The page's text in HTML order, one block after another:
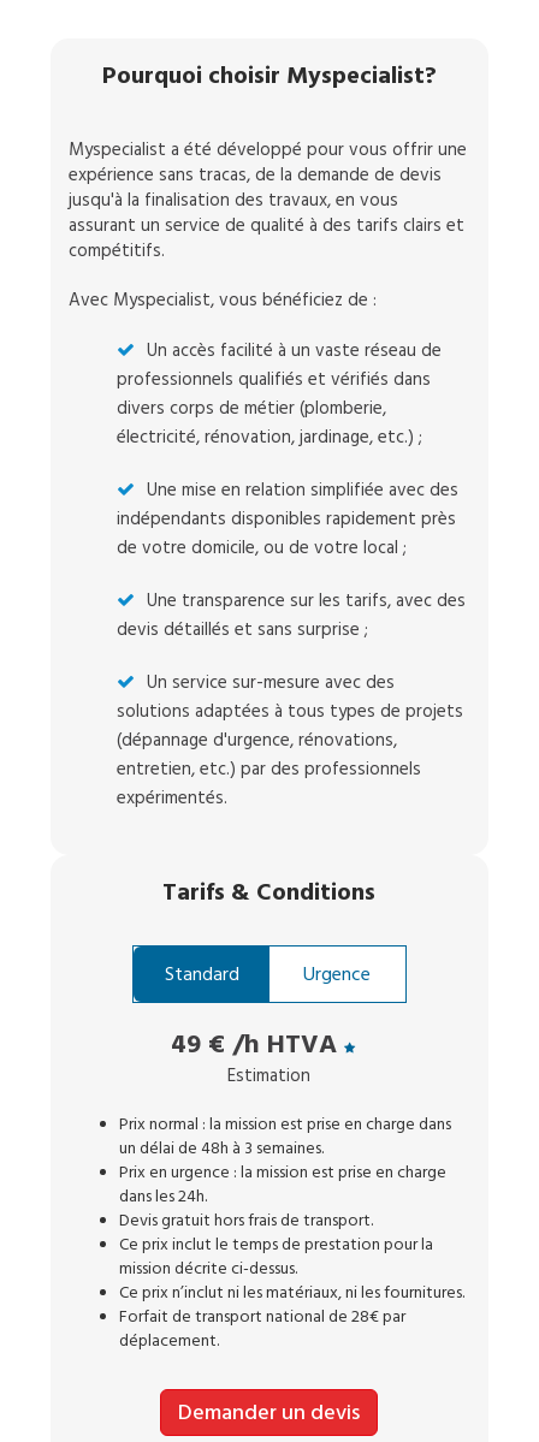
Pourquoi choisir Myspecialist?
Myspecialist a été développé pour vous offrir une
expérience sans tracas, de la demande de devis
jusqu'à la finalisation des travaux, en vous
assurant un service de qualité à des tarifs clairs et
compétitifs.
Avec Myspecialist, vous bénéficiez de :
Un accès facilité à un vaste réseau de
professionnels qualifiés et vérifiés dans
divers corps de métier (plomberie,
électricité, rénovation, jardinage, etc.) ;
Une mise en relation simplifiée avec des
indépendants disponibles rapidement près
de votre domicile, ou de votre local ;
Une transparence sur les tarifs, avec des
devis détaillés et sans surprise ;
Un service sur-mesure avec des
solutions adaptées à tous types de projets
(dépannage d'urgence, rénovations,
entretien, etc.) par des professionnels
expérimentés.
Tarifs & Conditions
Standard Urgence
49 € /h HTVA
Estimation
Prix normal : la mission est prise en charge dans
un délai de 48h à 3 semaines.
Prix en urgence : la mission est prise en charge
dans les 24h.
Devis gratuit hors frais de transport.
Ce prix inclut le temps de prestation pour la
mission décrite ci-dessus.
Ce prix n’inclut ni les matériaux, ni les fournitures.
Forfait de transport national de 28€ par
déplacement.
Demander un devis